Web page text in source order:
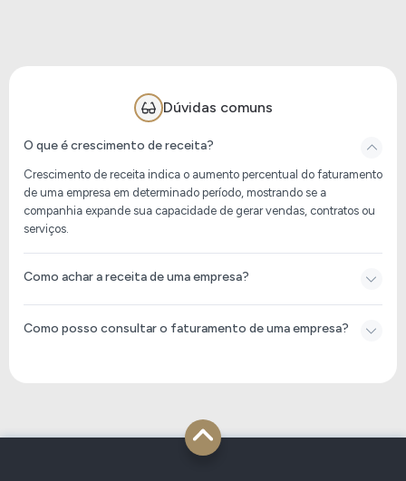
Dúvidas comuns
O que é crescimento de receita?
Crescimento de receita indica o aumento percentual do faturamento
de uma empresa em determinado período, mostrando se a
companhia expande sua capacidade de gerar vendas, contratos ou
serviços
Como achar a receita de uma empresa?
Como posso consultar o faturamento de uma empresa?